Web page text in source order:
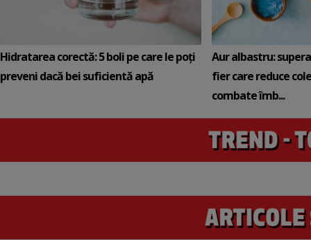
Hidratarea corectă: 5 boli pe care le poți
preveni dacă bei suficientă apă
Aur albastru:
fier care reduce
combate îmb...